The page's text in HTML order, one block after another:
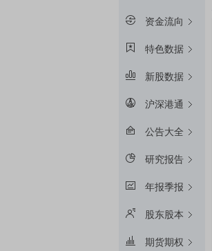
资金流向
特色数据
新股数据
沪深港通
公告大全
研究报告
年报季报
股东股本
期货期权